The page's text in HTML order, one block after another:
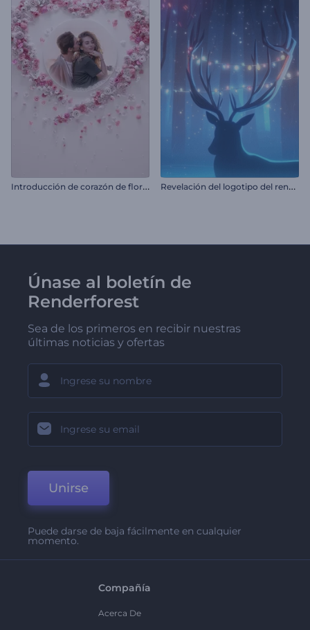
I
ntroducción de corazón de flores para San Valentín R
evelación del logotipo del reno navideño
Únase al boletín de
Renderforest
Sea de los primeros en recibir nuestras
últimas noticias y ofertas
Unirse
Puede darse de baja fácilmente en cualquier
momento.
Compañía
Acerca De